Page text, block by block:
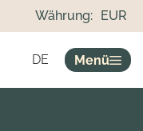
Währung: EUR
DE Menü